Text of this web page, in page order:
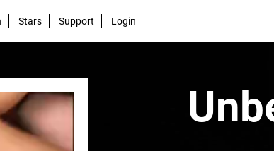
Stars Support Login